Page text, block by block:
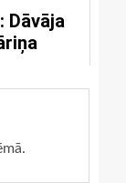
Dāvāja